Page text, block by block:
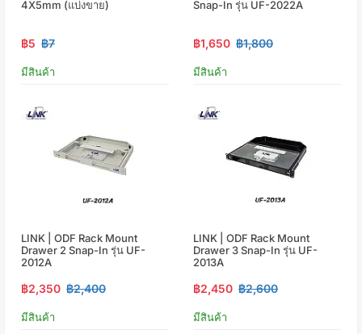
4X5mm (แบ่งขาย)
฿5 ฿7
มีสินค้า
Snap-In รุ่น UF-2022A
฿1,650 ฿1,800
มีสินค้า
LINK | ODF Rack Mount
Drawer 2 Snap-In รุ่น UF-
2012A
฿2,350 ฿2,400
มีสินค้า
LINK | ODF Rack Mount
Drawer 3 Snap-In รุ่น UF-
2013A
฿2,450 ฿2,600
มีสินค้า